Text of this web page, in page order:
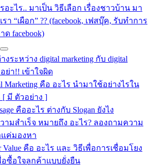
อะไร.. มาเป็น วิธีเลือก เรื่องชาวบ้าน มา
รา “เผือก” ?? (facebook, เฟสบุ๊ค, รับทำการ
ด facebook)
ระหว่าง digital marketing กับ digital
อย่า!! เข้าใจผิด
Marketing คือ อะไร นำมาใช้อย่างไรใน
มี ตัวอย่าง ]
คืออะไร ต่างกับ Slogan ยังไง
ามสําเร็จ หมายถึง อะไร? ลองถามความ
แค่มองหา
Value คือ อะไร และ วิธีเพื่อการเชื่อมโยง
ซื้อใจลูกค้าแบบยั่งยืน